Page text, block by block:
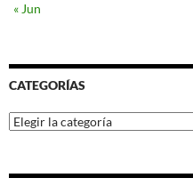
« Jun
CATEGORÍAS
Categorías